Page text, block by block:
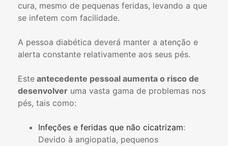
cura, mesmo de pequenas feridas, levando a que
se infetem com facilidade.
A pessoa diabética deverá manter a atenção e
alerta constante relativamente aos seus pés.
Este antecedente pessoal aumenta o risco de
desenvolver uma vasta gama de problemas nos
pés, tais como:
Infeções e feridas que não cicatrizam:
Devido à angiopatia, pequenos